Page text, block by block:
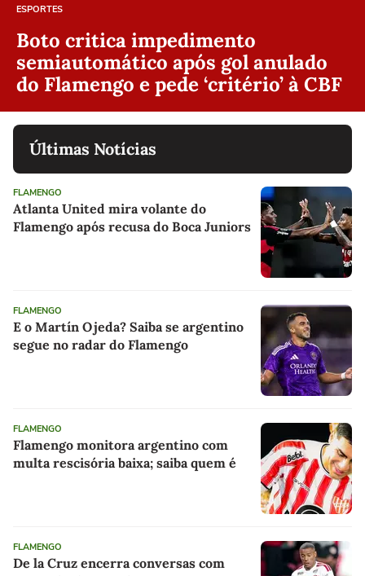
ESPORTES
Boto critica impedimento
semiautomático após gol anulado
do Flamengo e pede ‘critério’ à CBF
Últimas Notícias
FLAMENGO
Atlanta United mira volante do
Flamengo após recusa do Boca Juniors
FLAMENGO
E o Martín Ojeda? Saiba se argentino
segue no radar do Flamengo
FLAMENGO
Flamengo monitora argentino com
multa rescisória baixa; saiba quem é
FLAMENGO
De la Cruz encerra conversas com